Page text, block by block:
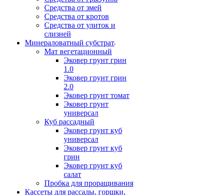
Средства от змей
Средства от кротов
Средства от улиток и
слизней
Минераловатный субстрат
Мат вегетационный
Эковер грунт грин
1.0
Эковер грунт грин
2.0
Эковер грунт томат
Эковер грунт
универсал
Куб рассадный
Эковер грунт куб
универсал
Эковер грунт куб
грин
Эковер грунт куб
салат
Пробка для проращивания
Кассеты для рассады, горшки,